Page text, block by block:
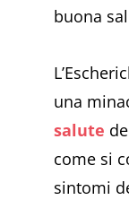
buona
una
salute
come si
sintomi